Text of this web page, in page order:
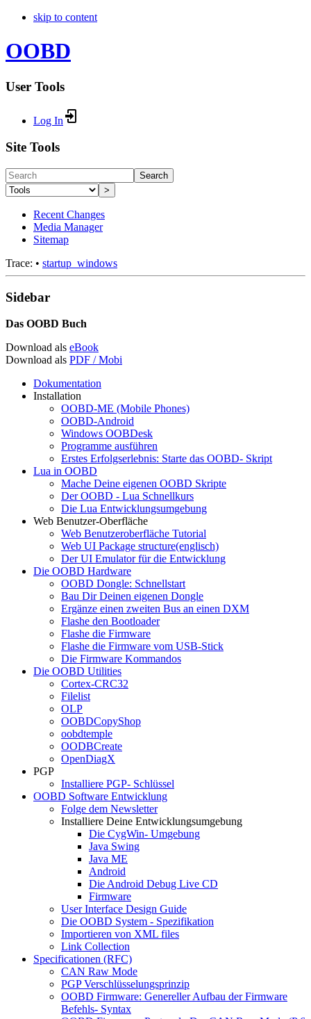
skip to content
OOBD
User Tools
Log In
Site Tools
Search
>
Recent Changes
Media Manager
Sitemap
Trace: • startup_windows
Sidebar
Das OOBD Buch
Download als eBook
Download als PDF / Mobi
Dokumentation
Installation
OOBD-ME (Mobile Phones)
OOBD-Android
Windows OOBDesk
Programme ausführen
Erstes Erfolgserlebnis: Starte das OOBD- Skript
Lua in OOBD
Mache Deine eigenen OOBD Skripte
Der OOBD - Lua Schnellkurs
Die Lua Entwicklungsumgebung
Web Benutzer-Oberfläche
Web Benutzeroberfläche Tutorial
Web UI Package structure(englisch)
Der UI Emulator für die Entwicklung
Die OOBD Hardware
OOBD Dongle: Schnellstart
Bau Dir Deinen eigenen Dongle
Ergänze einen zweiten Bus an einen DXM
Flashe den Bootloader
Flashe die Firmware
Flashe die Firmware vom USB-Stick
Die Firmware Kommandos
Die OOBD Utilities
Cortex-CRC32
Filelist
OLP
OOBDCopyShop
oobdtemple
OODBCreate
OpenDiagX
PGP
Installiere PGP- Schlüssel
OOBD Software Entwicklung
Folge dem Newsletter
Installiere Deine Entwicklungsumgebung
Die CygWin- Umgebung
Java Swing
Java ME
Android
Die Android Debug Live CD
Firmware
User Interface Design Guide
Die OOBD System - Spezifikation
Importieren von XML files
Link Collection
Specificationen (RFC)
CAN Raw Mode
PGP Verschlüsselungsprinzip
OOBD Firmware: Genereller Aufbau der Firmware
Befehls- Syntax